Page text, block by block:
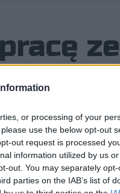
or processing of your
use the below opt-out
out request is processed
information utilized by us
out. You may separately
parties on the IAB’s list of
FurryFury
z całym